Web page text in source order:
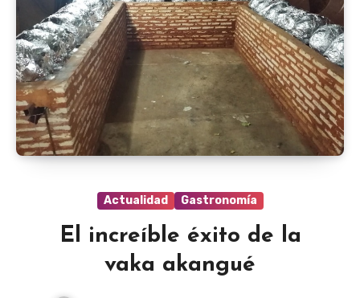
Actualidad Gastronomía
El increíble éxito de la
vaka akangué